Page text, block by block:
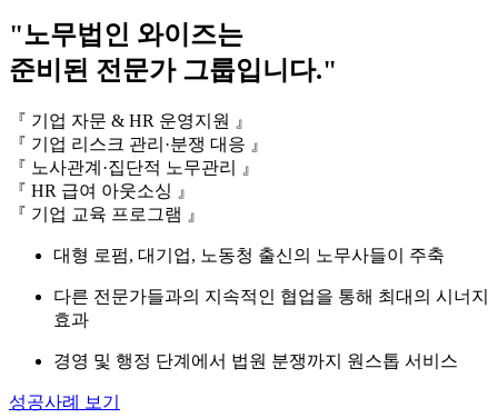
"노무법인 와이즈는
준비된 전문가 그룹입니다."
『 기업 자문 & HR 운영지원 』
『 기업 리스크 관리·분쟁 대응 』
『 노사관계·집단적 노무관리 』
『 HR 급여 아웃소싱 』
『 기업 교육 프로그램 』
대형 로펌, 대기업, 노동청 출신의 노무사들이 주축
다른 전문가들과의 지속적인 협업을 통해 최대의 시너지
효과
경영 및 행정 단계에서 법원 분쟁까지 원스톱 서비스
성공사례 보기